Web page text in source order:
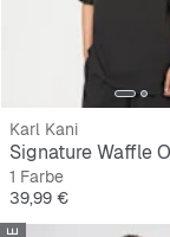
Karl Kani
1 Farbe
Preis
39,99 €